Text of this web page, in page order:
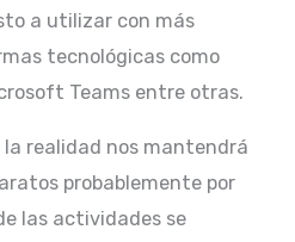
a utilizar con más
tecnológicas como
Teams entre otras.
realidad nos mantendrá
probablemente por
las actividades se